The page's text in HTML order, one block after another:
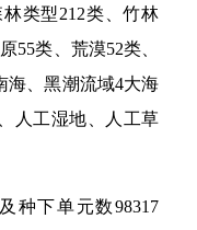
类型212类、竹林
55类、荒漠52类、
海、黑潮流域4大海
人工湿地、人工草
种下单元数98317